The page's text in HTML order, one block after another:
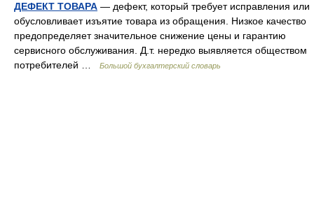
ДЕФЕКТ ТОВАРА — дефект, который требует исправления или
обусловливает изъятие товара из обращения. Низкое качество
предопределяет значительное снижение цены и гарантию
сервисного обслуживания. Д.т. нередко выявляется обществом
потребителей …
Большой бухгалтерский словарь